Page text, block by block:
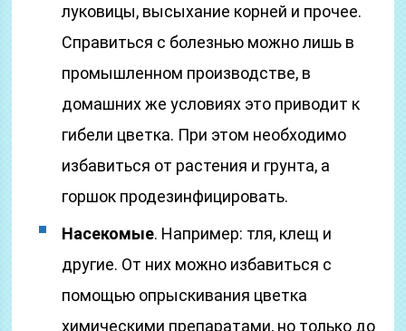
луковицы, высыхание корней и прочее.
Справиться с болезнью можно лишь в
промышленном производстве, в
домашних же условиях это приводит к
гибели цветка. При этом необходимо
избавиться от растения и грунта, а
горшок продезинфицировать.
Насекомые. Например: тля, клещ и
другие. От них можно избавиться с
помощью опрыскивания цветка
химическими препаратами, но только до